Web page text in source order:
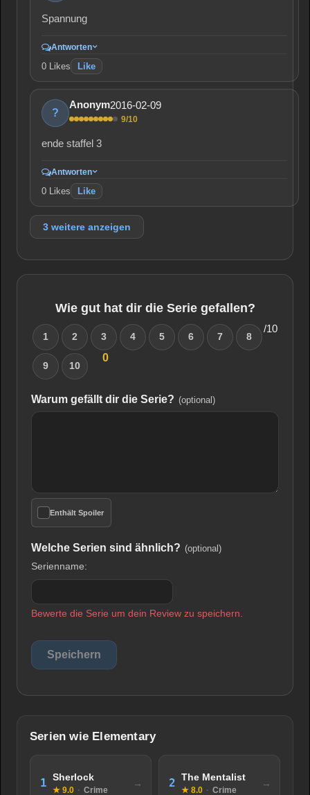
Spannung
Antworten
0 Likes Like
?
Anonym2016-02-09
9/10
ende staffel 3
Antworten
0 Likes Like
3 weitere anzeigen
Wie gut hat dir die Serie gefallen?
1 2 3 4 5 6 7 8
9 10
0
/10
Warum gefällt dir die Serie? (optional)
Enthält Spoiler
Welche Serien sind ähnlich? (optional)
Serienname:
Bewerte die Serie um dein Review zu speichern.
Serien wie Elementary
1 Sherlock
★ 9.0 · Crime
2 The Mentalist
★ 8.0 · Crime